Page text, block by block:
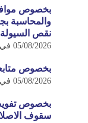
بخصوص
والمحاسبة
نقص السيولة
05/08/2026 في
بخصوص
05/08/2026 في
بخصوص
سقوف